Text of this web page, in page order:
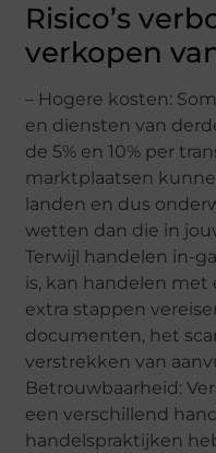
Risico’s
verkopen
– Hogere kosten:
en diensten van
de 5% en 10% per
marktplaatsen
landen en dus
wetten dan die in
Terwijl handelen in-
is, kan handelen
extra stappen
documenten, het
verstrekken van
Betrouwbaarheid:
een verschillend
handelspraktijken